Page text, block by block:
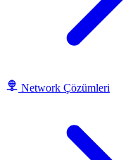
Network Çözümleri